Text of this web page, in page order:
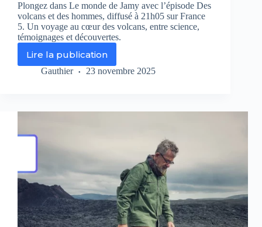
Plongez dans Le monde de Jamy avec l’épisode Des
volcans et des hommes, diffusé à 21h05 sur France
5. Un voyage au cœur des volcans, entre science,
témoignages et découvertes.
Lire la publication
Le
monde
Des
sur
ce
dimanche
23
Gauthier 23 novembre 2025